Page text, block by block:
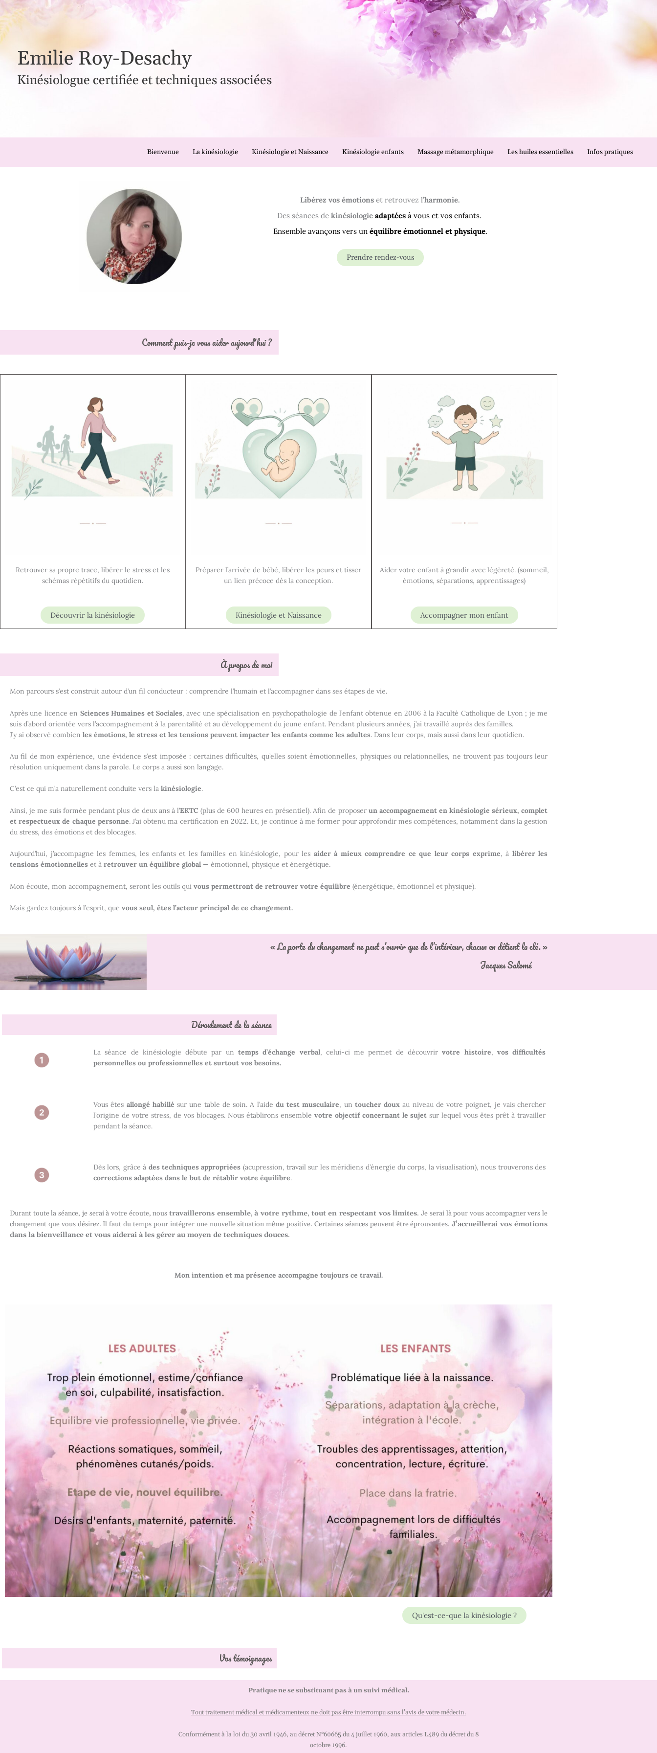
au
contenu
Emilie Roy-Desachy
Kinésiologue certifiée et techniques associées
Bienvenue La kinésiologie Kinésiologie et Naissance Kinésiologie enfants Massage métamorphique Les huiles essentielles Infos pratiques
Libérez vos émotions et retrouvez l’harmonie.
Des séances de kinésiologie adaptéesà vous et vos enfants.
Ensemble avançons vers unéquilibre émotionnel et physique.
Prendre rendez-vous
Comment puis-je vous aider aujourd'hui ?
Retrouver sa propre trace, libérer le stress et les
schémas répétitifs du quotidien.
Découvrir la kinésiologie
Préparer l’arrivée de bébé, libérer les peurs et tisser
un lien précoce dès la conception.
Kinésiologie et Naissance
Aider votre enfant à grandir avec légèreté. (sommeil,
émotions, séparations, apprentissages)
Accompagner mon enfant
À propos de moi
Mon parcours s’est construit autour d’un fil conducteur : comprendre l’humain et l’accompagner dans ses étapes de vie.
Après une licence en Sciences Humaines et Sociales, avec une spécialisation en psychopathologie de l’enfant obtenue en 2006 à la Faculté Catholique de Lyon ; je me
suis d’abord orientée vers l’accompagnement à la parentalité et au développement du jeune enfant. Pendant plusieurs années, j’ai travaillé auprès des familles.
J’y ai observé combien les émotions, le stress et les tensions peuvent impacter les enfants comme les adultes. Dans leur corps, mais aussi dans leur quotidien.
Au fil de mon expérience, une évidence s’est imposée : certaines difficultés, qu’elles soient émotionnelles, physiques ou relationnelles, ne trouvent pas toujours leur
résolution uniquement dans la parole. Le corps a aussi son langage.
C’est ce qui m’a naturellement conduite vers la kinésiologie.
Ainsi, je me suis formée pendant plus de deux ans à l’EKTC (plus de 600 heures en présentiel). Afin de proposer un accompagnement en kinésiologie sérieux, complet
et respectueux de chaque personne. J’ai obtenu ma certification en 2022. Et, je continue à me former pour approfondir mes compétences, notamment dans la gestion
du stress, des émotions et des blocages.
Aujourd’hui, j’accompagne les femmes, les enfants et les familles en kinésiologie, pour les aider à mieux comprendre ce que leur corps exprime, à libérer les
tensions émotionnelles et à retrouver un équilibre global — émotionnel, physique et énergétique.
Mon écoute, mon accompagnement, seront les outils qui vous permettront de retrouver votre équilibre (énergétique, émotionnel et physique).
Mais gardez toujours à l’esprit, que vous seul, êtes l’acteur principal de ce changement.
« La porte du changement ne peut s’ouvrir que de l’intérieur, chacun en détient la clé. »
Jacques Salomé
Déroulement de la séance
La séance de kinésiologie débute par un temps d’échange verbal, celui-ci me permet de découvrirvotre histoire, vos difficultés
personnelles ou professionnelles et surtout vos besoins.
Vous êtes allongé habillé sur une table de soin. A l’aide du test musculaire, un toucher doux au niveau de votre poignet, je vais chercher
l’origine de votre stress, de vos blocages. Nous établirons ensemble votre objectif concernant le sujet sur lequel vous êtes prêt à travailler
pendant la séance.
Dès lors, grâce à des techniques appropriées (acupression, travail sur les méridiens d’énergie du corps, la visualisation), nous trouverons des
corrections adaptées dans le but de rétablir votre équilibre.
Durant toute la séance, je serai à votre écoute, noustravaillerons ensemble,à votre rythme, tout en respectant vos limites. Je serai là pour vous accompagner vers le
changement que vous désirez. Il faut du temps pour intégrer une nouvelle situation même positive. Certaines séances peuvent être éprouvantes.J’accueillerai vos émotions
dans la bienveillance et vous aiderai à les gérer au moyen de techniques douces.
Mon intention et ma présence accompagne toujours ce travail.
Qu'est-ce-que la kinésiologie ?
Vos témoignages
Pratique ne se substituant pas à un suivi médical.
Tout traitement médical et médicamenteux ne doit pas être interrompu sans l’avis de votre médecin.
Conformément à la loi du 30 avril 1946, au décret N°60665 du 4 juillet 1960, aux articles L489 du décret du 8
octobre 1996.